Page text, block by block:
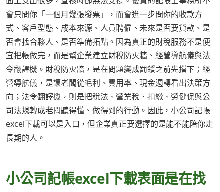
會只問你「一個月幾張發票」，而會進一步問你的收款方
式、客戶型態、成本來源、人員聘僱、未來是否要貸款、是
否會找合夥人、是否準備拓點。因為真正的財稅服務不是便
宜把帳做完，而是幫企業建立財稅防火牆、經營導航儀與法
令翻譯機。財稅防火牆，是在問題變成罰鍰之前先擋下；經
營導航儀，是讓老闆從毛利、費用率、現金週轉看出決策方
向；法令翻譯機，則是把稅法、營業稅、扣繳、勞健保與公
司法規轉成老闆聽得懂、做得到的行動。因此，小公司記帳
excel下載可以是入口，但企業真正要選擇的是能不能陪你走
長期的人。
小公司記帳excel下載表面是在找